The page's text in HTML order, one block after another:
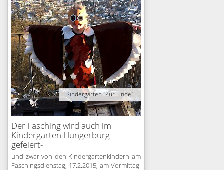
Kindergarten "Zur Linde"
Der Fasching wird auch im
Kindergarten Hungerburg
gefeiert-
und zwar von den Kindergartenkindern am
Faschingsdienstag, 17.2.2015, am Vormittag!